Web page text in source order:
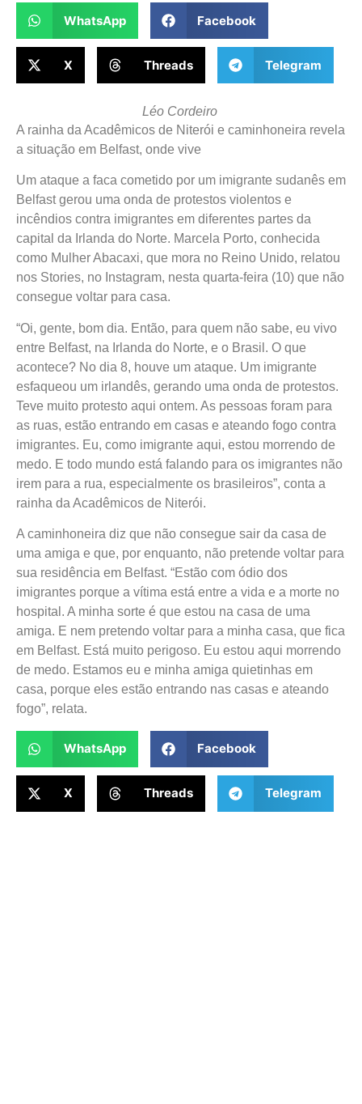
WhatsApp Facebook
X Threads Telegram
Léo Cordeiro
A rainha da Acadêmicos de Niterói e caminhoneira revela
a situação em Belfast, onde vive
Um ataque a faca cometido por um imigrante sudanês em
Belfast gerou uma onda de protestos violentos e
incêndios contra imigrantes em diferentes partes da
capital da Irlanda do Norte. Marcela Porto, conhecida
como Mulher Abacaxi, que mora no Reino Unido, relatou
nos Stories, no Instagram, nesta quarta-feira (10) que não
consegue voltar para casa.
“Oi, gente, bom dia. Então, para quem não sabe, eu vivo
entre Belfast, na Irlanda do Norte, e o Brasil. O que
acontece? No dia 8, houve um ataque. Um imigrante
esfaqueou um irlandês, gerando uma onda de protestos.
Teve muito protesto aqui ontem. As pessoas foram para
as ruas, estão entrando em casas e ateando fogo contra
imigrantes. Eu, como imigrante aqui, estou morrendo de
medo. E todo mundo está falando para os imigrantes não
irem para a rua, especialmente os brasileiros”, conta a
rainha da Acadêmicos de Niterói.
A caminhoneira diz que não consegue sair da casa de
uma amiga e que, por enquanto, não pretende voltar para
sua residência em Belfast. “Estão com ódio dos
imigrantes porque a vítima está entre a vida e a morte no
hospital. A minha sorte é que estou na casa de uma
amiga. E nem pretendo voltar para a minha casa, que fica
em Belfast. Está muito perigoso. Eu estou aqui morrendo
de medo. Estamos eu e minha amiga quietinhas em
casa, porque eles estão entrando nas casas e ateando
fogo”, relata.
WhatsApp Facebook
X Threads Telegram